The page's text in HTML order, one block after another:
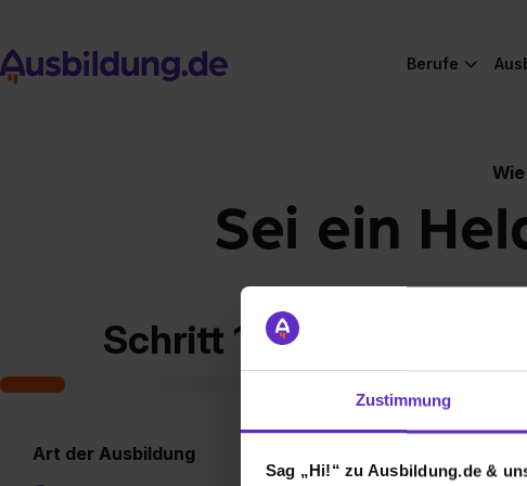
Zustimmung
Sag „Hi!“ zu Ausbildung.de &
Berufe
Sei ein
Schritt 1 von 7
Art der Ausbildung